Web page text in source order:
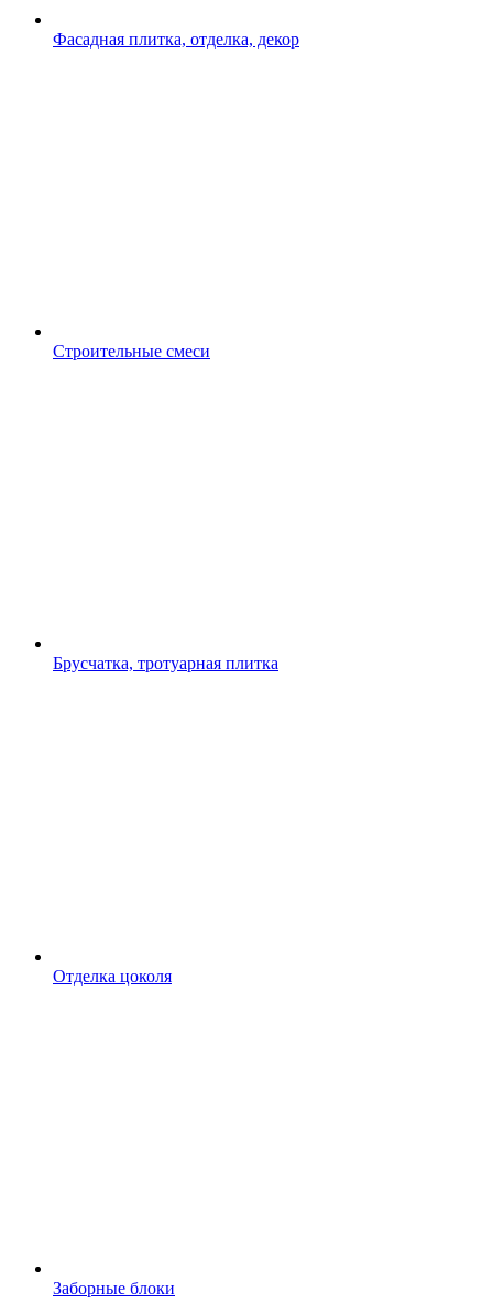
Фасадная плитка, отделка, декор
Строительные смеси
Брусчатка, тротуарная плитка
Отделка цоколя
Заборные блоки